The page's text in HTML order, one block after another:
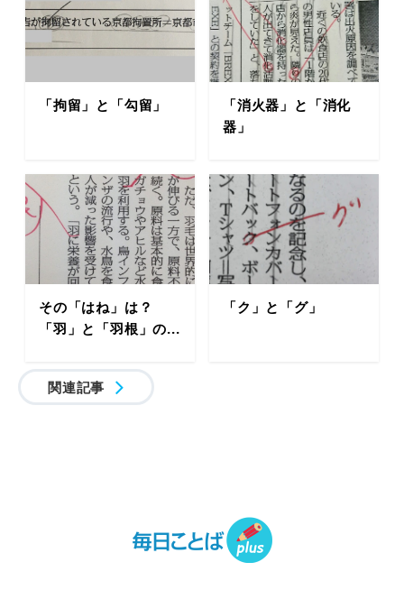
「拘留」と「勾留」
「消火器」と「消化
器」
その「はね」は？
「羽」と「羽根」の...
「ク」と「グ」
関連記事